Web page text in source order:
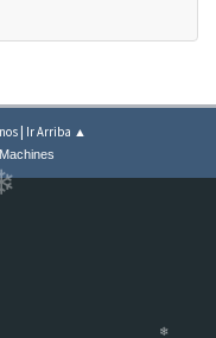
| Ir Arriba ▲